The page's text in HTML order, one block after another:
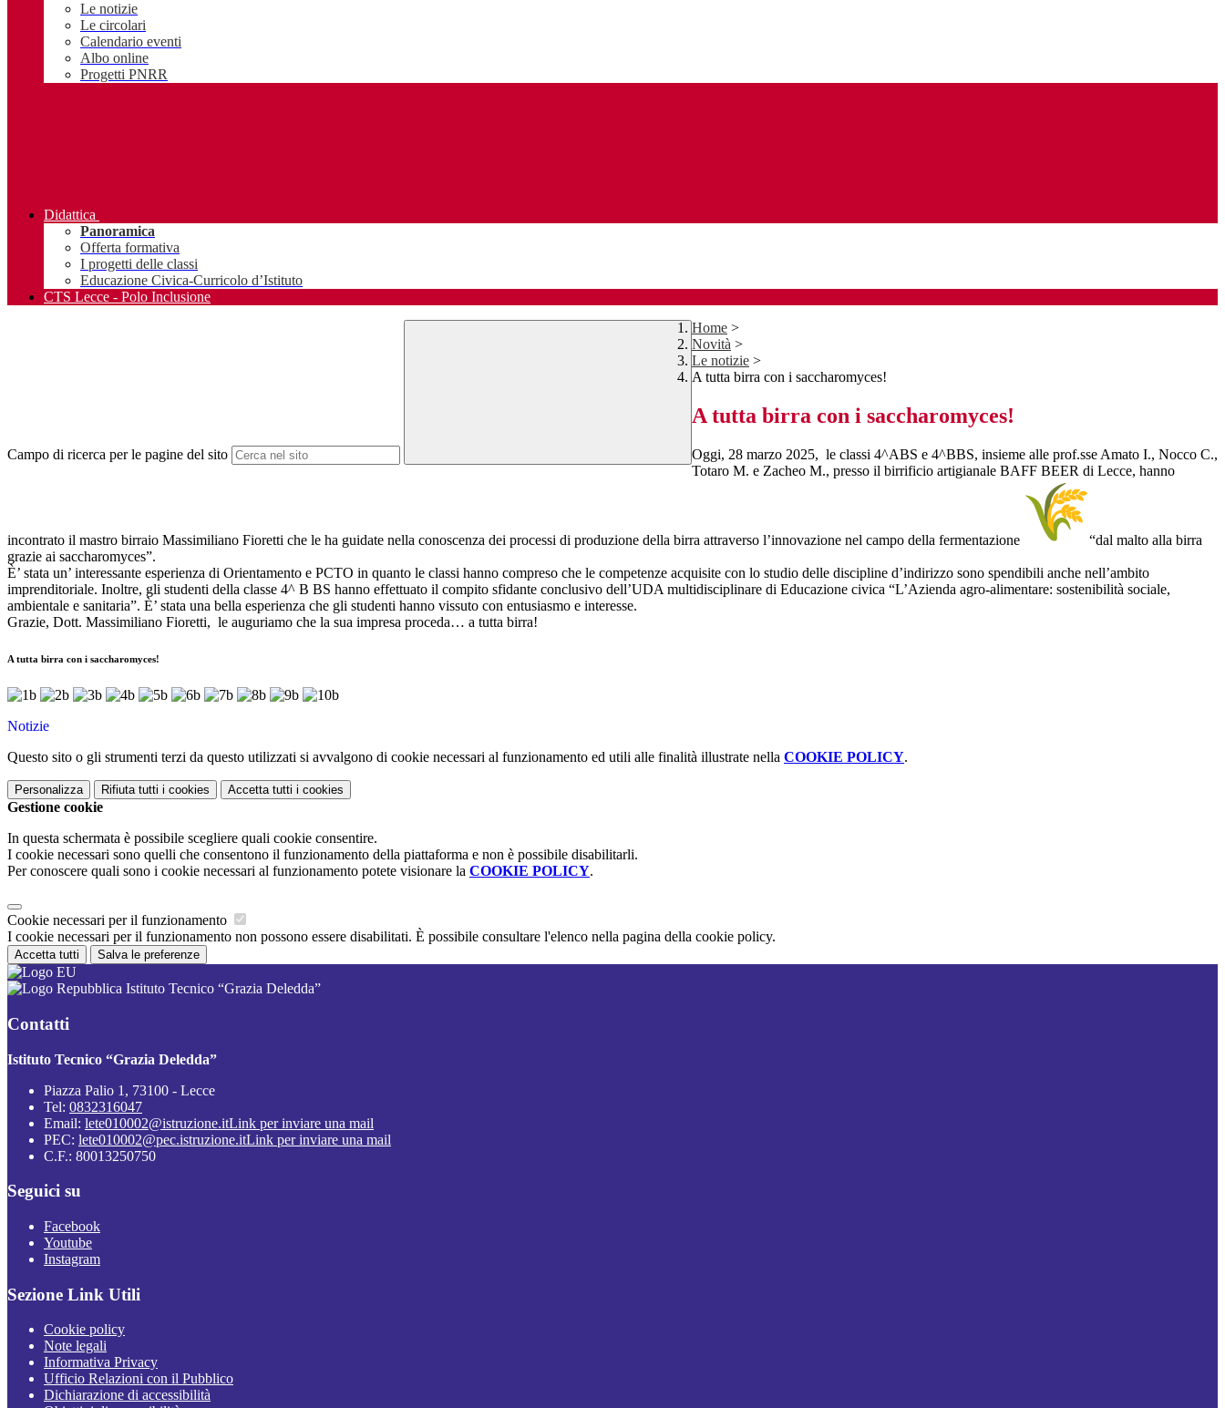
Le notizie
Le circolari
Calendario eventi
Albo online
Progetti PNRR
Didattica
Panoramica
Offerta formativa
I progetti delle classi
Educazione Civica-Curricolo d’Istituto
CTS Lecce - Polo Inclusione
Campo di ricerca per le pagine del sito
Home >
Novità >
Le notizie >
A tutta birra con i saccharomyces!
A tutta birra con i saccharomyces!
Oggi, 28 marzo 2025, le classi 4^ABS e 4^BBS, insieme alle prof.sse Amato I., Nocco C.,
Totaro M. e Zacheo M., presso il birrificio artigianale BAFF BEER di Lecce, hanno
incontrato il mastro birraio Massimiliano Fioretti che le ha guidate nella conoscenza dei processi di produzione della birra attraverso l’innovazione nel campo della fermentazione
“dal malto alla birra
grazie ai saccharomyces”.
È’ stata un’ interessante esperienza di Orientamento e PCTO in quanto le classi hanno compreso che le competenze acquisite con lo studio delle discipline d’indirizzo sono spendibili anche nell’ambito
imprenditoriale. Inoltre, gli studenti della classe 4^ B BS hanno effettuato il compito sfidante conclusivo dell’UDA multidisciplinare di Educazione civica “L’Azienda agro-alimentare: sostenibilità sociale,
ambientale e sanitaria”. È’ stata una bella esperienza che gli studenti hanno vissuto con entusiasmo e interesse.
Grazie, Dott. Massimiliano Fioretti, le auguriamo che la sua impresa proceda… a tutta birra!
A tutta birra con i saccharomyces!
Notizie
Questo sito o gli strumenti terzi da questo utilizzati si avvalgono di cookie necessari al funzionamento ed utili alle finalità illustrate nella COOKIE POLICY.
Personalizza Rifiuta tutti i cookies Accetta tutti i cookies
Gestione cookie
In questa schermata è possibile scegliere quali cookie consentire.
I cookie necessari sono quelli che consentono il funzionamento della piattaforma e non è possibile disabilitarli.
Per conoscere quali sono i cookie necessari al funzionamento potete visionare la COOKIE POLICY.
Cookie necessari per il funzionamento
I cookie necessari per il funzionamento non possono essere disabilitati. È possibile consultare l'elenco nella pagina della cookie policy.
Accetta tutti Salva le preferenze
Istituto Tecnico “Grazia Deledda”
Contatti
Istituto Tecnico “Grazia Deledda”
Piazza Palio 1, 73100 - Lecce
Tel: 0832316047
Email: lete010002@istruzione.itLink per inviare una mail
PEC: lete010002@pec.istruzione.itLink per inviare una mail
C.F.: 80013250750
Seguici su
Facebook
Youtube
Instagram
Sezione Link Utili
Cookie policy
Note legali
Informativa Privacy
Ufficio Relazioni con il Pubblico
Dichiarazione di accessibilità